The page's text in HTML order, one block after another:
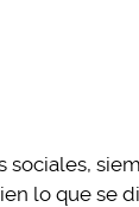
lo que se